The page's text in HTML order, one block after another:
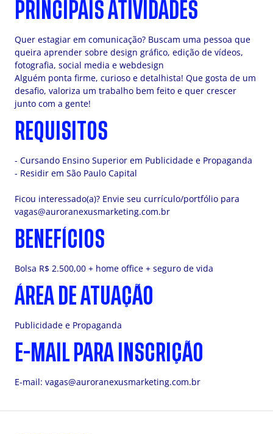
PRINCIPAIS ATIVIDADES
Quer estagiar em comunicação? Buscam uma pessoa que
queira aprender sobre design gráfico, edição de vídeos,
fotografia, social media e webdesign
Alguém ponta firme, curioso e detalhista! Que gosta de um
desafio, valoriza um trabalho bem feito e quer crescer
junto com a gente!
REQUISITOS
- Cursando Ensino Superior em Publicidade e Propaganda
- Residir em São Paulo Capital
Ficou interessado(a)? Envie seu currículo/portfólio para
vagas@auroranexusmarketing.com.br
BENEFÍCIOS
Bolsa R$ 2.500,00 + home office + seguro de vida
ÁREA DE ATUAÇÃO
Publicidade e Propaganda
E-MAIL PARA INSCRIÇÃO
E-mail: vagas@auroranexusmarketing.com.br